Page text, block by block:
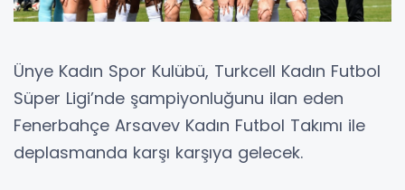
Ünye Kadın Spor Kulübü, Turkcell Kadın Futbol
Süper Ligi’nde şampiyonluğunu ilan eden
Fenerbahçe Arsavev Kadın Futbol Takımı ile
deplasmanda karşı karşıya gelecek.